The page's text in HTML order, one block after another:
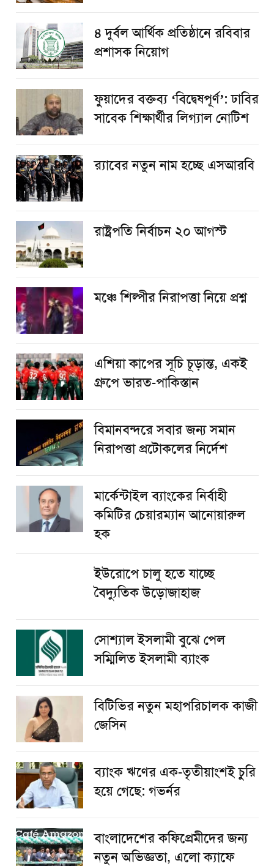
৪ দুর্বল আর্থিক প্রতিষ্ঠানে রবিবার
প্রশাসক নিয়োগ
ফুয়াদের বক্তব্য ‘বিদ্বেষপূর্ণ’: ঢাবির
সাবেক শিক্ষার্থীর লিগ্যাল নোটিশ
র‌্যাবের নতুন নাম হচ্ছে এসআরবি
রাষ্ট্রপতি নির্বাচন ২০ আগস্ট
​মঞ্চে শিল্পীর নিরাপত্তা নিয়ে প্রশ্ন
এশিয়া কাপের সূচি চূড়ান্ত, একই
গ্রুপে ভারত-পাকিস্তান
বিমানবন্দরে সবার জন্য সমান
নিরাপত্তা প্রটোকলের নির্দেশ
মার্কেন্টাইল ব্যাংকের নির্বাহী
কমিটির চেয়ারম্যান আনোয়ারুল
হক
ইউরোপে চালু হতে যাচ্ছে
বৈদ্যুতিক উড়োজাহাজ
সোশ্যাল ইসলামী বুঝে পেল
সম্মিলিত ইসলামী ব্যাংক
বিটিভির নতুন মহাপরিচালক কাজী
জেসিন
ব্যাংক ঋণের এক-তৃতীয়াংশই চুরি
হয়ে গেছে: গভর্নর
বাংলাদেশের কফিপ্রেমীদের জন্য
নতুন অভিজ্ঞতা, এলো ক্যাফে